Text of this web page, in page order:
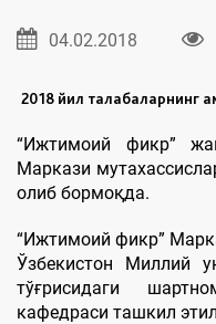
04.02.2018
2018 йил талабаларнинг
“Ижтимоий фикр”
Маркази
олиб бормоқда.
“Ижтимоий фикр”
Ўзбекистон Миллий
тўғрисидаги
кафедраси ташкил